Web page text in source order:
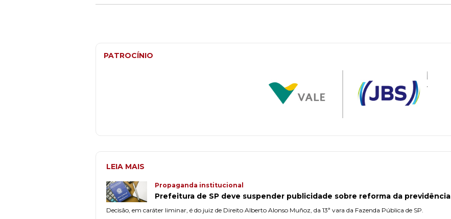
PATROCÍNIO
LEIA MAIS
Propaganda institucional
Prefeitura de SP deve suspender publicidade sobre reforma da previdência
Decisão, em caráter liminar, é do juiz de Direito Alberto Alonso Muñoz, da 13ª vara da Fazenda Pública de SP.